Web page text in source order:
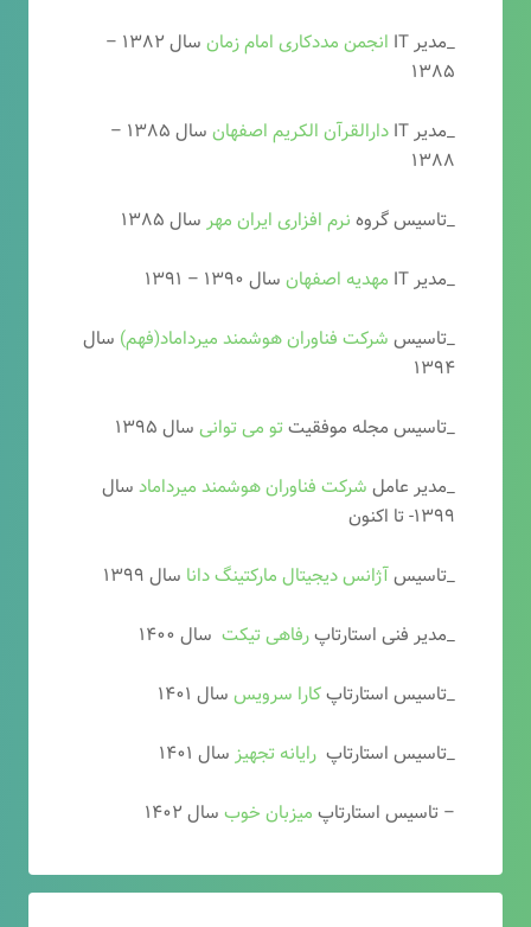
_مدیر IT انجمن مددکاری امام زمان
سال ۱۳۸۲ –
۱۳۸۵
_مدیر IT
دارالقرآن الکریم اصفهان
سال ۱۳۸۵ –
۱۳۸۸
_تاسیس گروه نرم افزاری ایران مهر سال ۱۳۸۵
_مدیر IT
مهدیه اصفهان سال ۱۳۹۰ – ۱۳۹۱
_تاسیس شرکت فناوران هوشمند میرداماد(فهم) سال
۱۳۹۴
_تاسیس مجله موفقیتتو می توانی سال ۱۳۹۵
_مدیر عامل شرکت فناوران هوشمند میرداماد سال
۱۳۹۹- تا اکنون
_تاسیسآژانس دیجیتال مارکتینگ دانا سال ۱۳۹۹
_مدیر فنی استارتاپرفاهی تیکت سال ۱۴۰۰
_تاسیس استارتاپکارا سرویس سال ۱۴۰۱
_تاسیس استارتاپ رایانه تجهیز سال ۱۴۰۱
– تاسیس استارتاپ میزبان خوب سال ۱۴۰۲